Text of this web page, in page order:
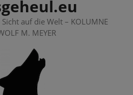
auf die Welt – KOLUMNE
M. MEYER